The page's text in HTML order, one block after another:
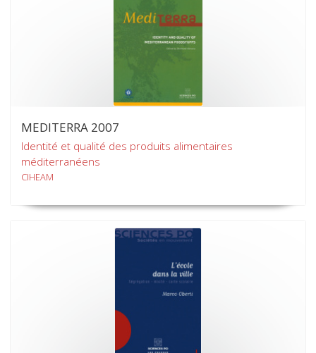
MEDITERRA 2007
Identité et qualité des produits alimentaires
méditerranéens
CIHEAM